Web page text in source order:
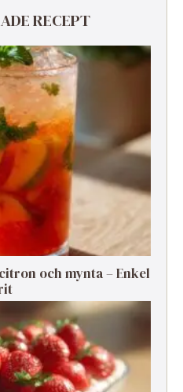
RECEPT
och mynta – Enkel